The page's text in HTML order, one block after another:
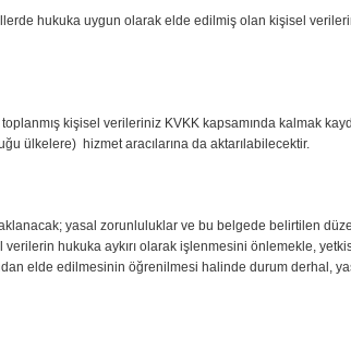
hukuka uygun olarak elde edilmiş olan kişisel
kişisel verileriniz KVKK kapsamında kalmak
ülkelere) hizmet aracılarına da aktarılabilecektir.
yasal zorunluluklar ve bu belgede belirtilen
verilerin hukuka aykırı olarak işlenmesini önlemekle,
elde edilmesinin öğrenilmesi halinde durum derhal,